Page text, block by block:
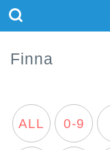
Finna
ALL 0-9